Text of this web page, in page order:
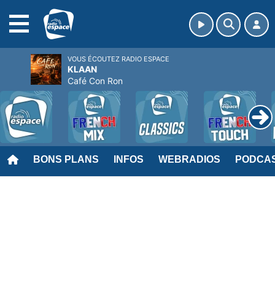
BONS PLANS INFOS WEBRADIOS
VOUS ÉCOUTEZ RADIO ESPACE
KLAAN
Café Con Ron